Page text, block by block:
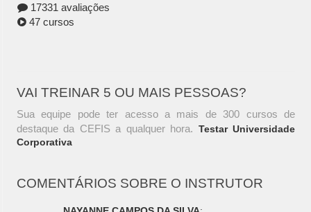
17331 avaliações
47 cursos
VAI TREINAR 5 OU MAIS PESSOAS?
Sua equipe pode ter acesso a mais de 300 cursos de
destaque da CEFIS a qualquer hora. Testar Universidade
Corporativa
COMENTÁRIOS SOBRE O INSTRUTOR